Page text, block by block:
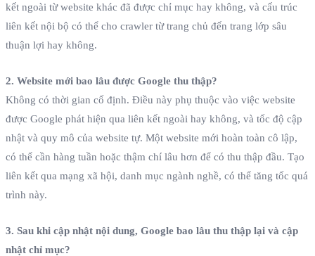
kết ngoài từ website khác đã được chỉ mục hay không, và cấu trúc
liên kết nội bộ có thể cho crawler từ trang chủ đến trang lớp sâu
thuận lợi hay không.
2. Website mới bao lâu được Google thu thập?
Không có thời gian cố định. Điều này phụ thuộc vào việc website
được Google phát hiện qua liên kết ngoài hay không, và tốc độ cập
nhật và quy mô của website tự. Một website mới hoàn toàn cô lập,
có thể cần hàng tuần hoặc thậm chí lâu hơn để có thu thập đầu. Tạo
liên kết qua mạng xã hội, danh mục ngành nghề, có thể tăng tốc quá
trình này.
3. Sau khi cập nhật nội dung, Google bao lâu thu thập lại và cập
nhật chỉ mục?